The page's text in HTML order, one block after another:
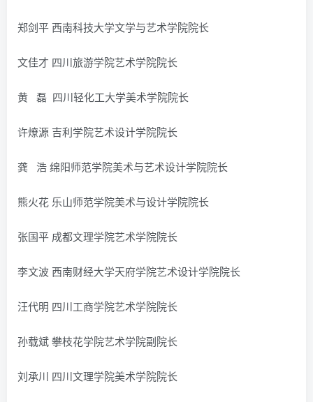
郑剑平 西南科技大学文学与艺术学院院长
文佳才 四川旅游学院艺术学院院长
黄 磊 四川轻化工大学美术学院院长
许燎源 吉利学院艺术设计学院院长
龚 浩 绵阳师范学院美术与艺术设计学院院长
熊火花 乐山师范学院美术与设计学院院长
张国平 成都文理学院艺术学院院长
李文波 西南财经大学天府学院艺术设计学院院长
汪代明 四川工商学院艺术学院院长
孙载斌 攀枝花学院艺术学院副院长
刘承川 四川文理学院美术学院院长